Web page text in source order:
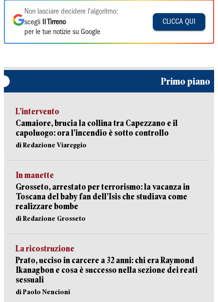
Non lasciare decidere l'algoritmo:
scegli
Il Tirreno
per le tue notizie su Google
CLICCA QUI
Primo piano
L’intervento
Camaiore, brucia la collina tra Capezzano e il
capoluogo: ora l’incendio è sotto controllo
di Redazione Viareggio
In manette
Grosseto, arrestato per terrorismo: la vacanza in
Toscana del baby fan dell’Isis che studiava come
realizzare bombe
di Redazione Grosseto
La ricostruzione
Prato, ucciso in carcere a 32 anni: chi era Raymond
Ikanagbon e cosa è successo nella sezione dei reati
sessuali
di Paolo Nencioni